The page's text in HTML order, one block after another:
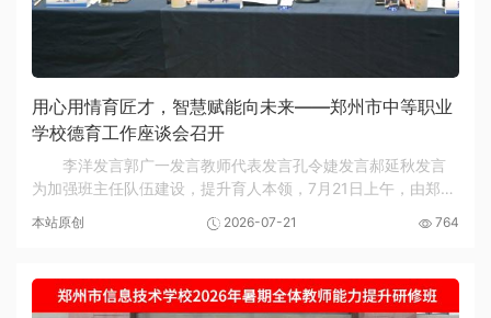
用心用情育匠才，智慧赋能向未来——郑州市中等职业
学校德育工作座谈会召开
李洋发言郭广一发言教师代表发言孔令婕发言郝延秋发言
为加强班主任队伍建设，提升育人本领，7月21日上午，由郑州
校德育工作座谈会在天鹅明珠酒店天鹅厅召开...
本站原创 2026-07-21 764